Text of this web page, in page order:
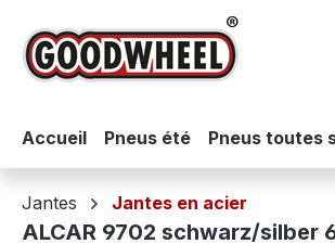
au contenu principal
Passer à la recherche
Passer à la navigation principale
Accueil Pneus été Pneus toutes
Jantes Jantes en acier
ALCAR 9702 schwarz/silber